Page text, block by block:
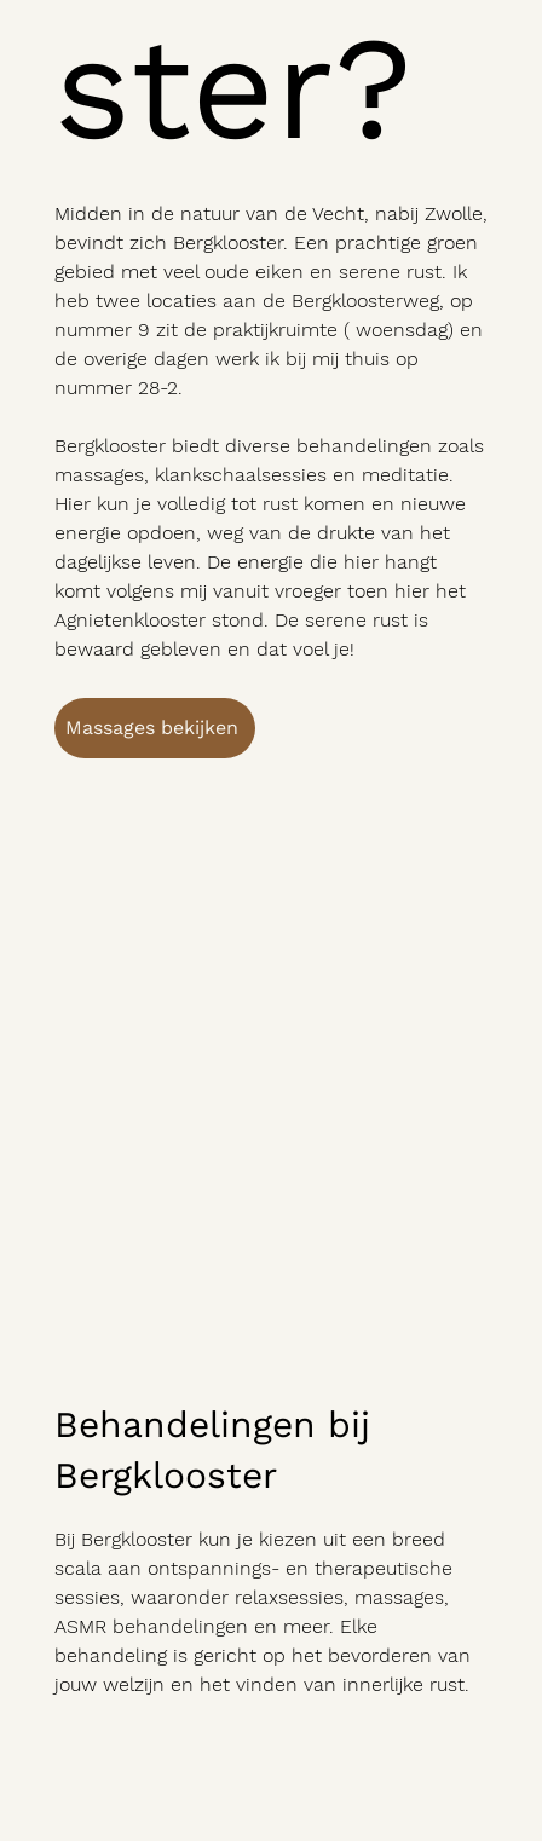
ster?
Midden in de natuur van de Vecht, nabij Zwolle,
bevindt zich Bergklooster. Een prachtige groen
gebied met veel oude eiken en serene rust. Ik
heb twee locaties aan de Bergkloosterweg, op
nummer 9 zit de praktijkruimte ( woensdag) en
de overige dagen werk ik bij mij thuis op
nummer 28-2.
Bergklooster biedt diverse behandelingen zoals
massages, klankschaalsessies en meditatie.
Hier kun je volledig tot rust komen en nieuwe
energie opdoen, weg van de drukte van het
dagelijkse leven. De energie die hier hangt
komt volgens mij vanuit vroeger toen hier het
Agnietenklooster stond. De serene rust is
bewaard gebleven en dat voel je!
Massages bekijken
Behandelingen bij
Bergklooster
Bij Bergklooster kun je kiezen uit een breed
scala aan ontspannings- en therapeutische
sessies, waaronder relaxsessies, massages,
ASMR behandelingen en meer. Elke
behandeling is gericht op het bevorderen van
jouw welzijn en het vinden van innerlijke rust.